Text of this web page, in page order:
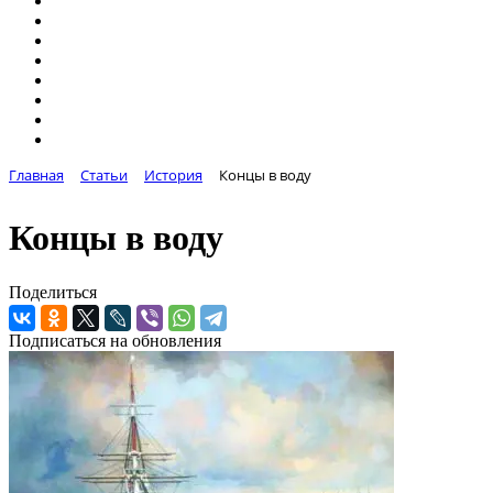
Главная Статьи История Концы в воду
Концы в воду
Поделиться
Подписаться на обновления